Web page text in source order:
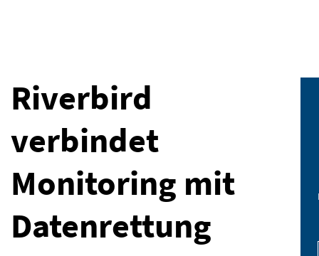
Riverbird
verbindet
Monitoring mit
Datenrettung